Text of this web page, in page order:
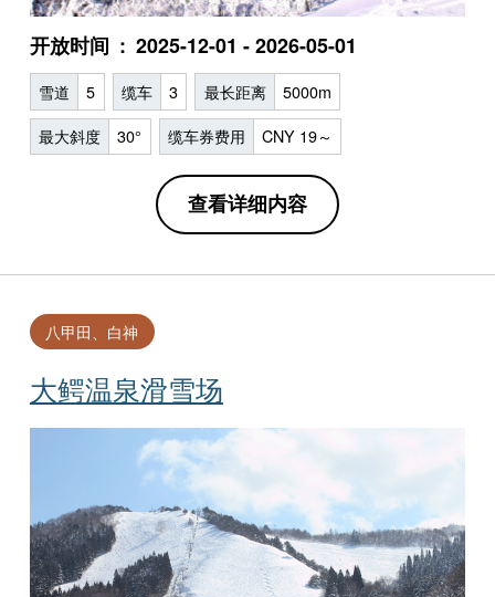
开放时间 2025-12-01 - 2026-05-01
雪道 5 缆车 3 最长距离 5000m
最大斜度 30° 缆车券费用 CNY 19～
查看详细内容
大鳄温泉滑雪场
八甲田、白神